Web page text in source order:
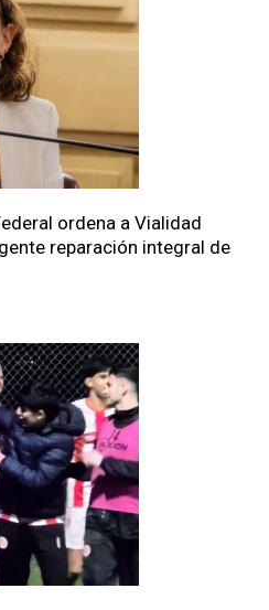
ordena a Vialidad
reparación integral de